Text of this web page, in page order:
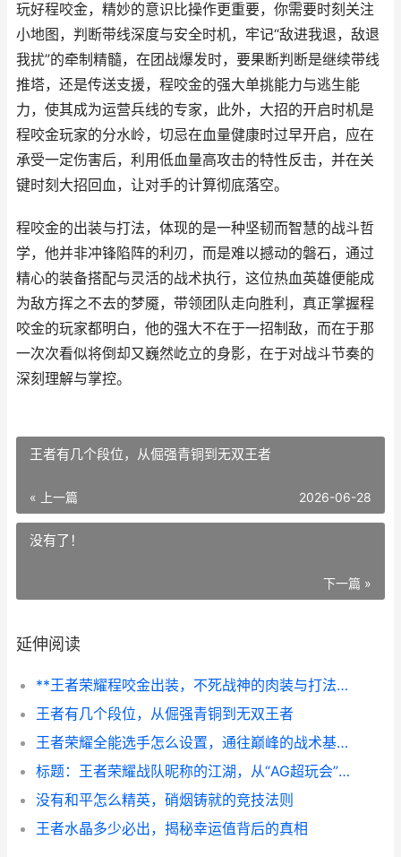
玩好程咬金，精妙的意识比操作更重要，你需要时刻关注
小地图，判断带线深度与安全时机，牢记“敌进我退，敌退
我扰”的牵制精髓，在团战爆发时，要果断判断是继续带线
推塔，还是传送支援，程咬金的强大单挑能力与逃生能
力，使其成为运营兵线的专家，此外，大招的开启时机是
程咬金玩家的分水岭，切忌在血量健康时过早开启，应在
承受一定伤害后，利用低血量高攻击的特性反击，并在关
键时刻大招回血，让对手的计算彻底落空。
程咬金的出装与打法，体现的是一种坚韧而智慧的战斗哲
学，他并非冲锋陷阵的利刃，而是难以撼动的磐石，通过
精心的装备搭配与灵活的战术执行，这位热血英雄便能成
为敌方挥之不去的梦魇，带领团队走向胜利，真正掌握程
咬金的玩家都明白，他的强大不在于一招制敌，而在于那
一次次看似将倒却又巍然屹立的身影，在于对战斗节奏的
深刻理解与掌控。
王者有几个段位，从倔强青铜到无双王者
« 上一篇 2026-06-28
没有了！
下一篇 »
延伸阅读
**王者荣耀程咬金出装，不死战神的肉装与打法艺术**
王者有几个段位，从倔强青铜到无双王者
王者荣耀全能选手怎么设置，通往巅峰的战术基石
标题：王者荣耀战队昵称的江湖，从“AG超玩会”到“重庆狼队”的符号力量
没有和平怎么精英，硝烟铸就的竞技法则
王者水晶多少必出，揭秘幸运值背后的真相